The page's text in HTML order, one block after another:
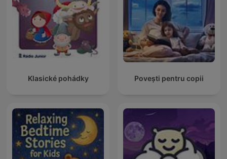
Klasické pohádky Povești pentru copii